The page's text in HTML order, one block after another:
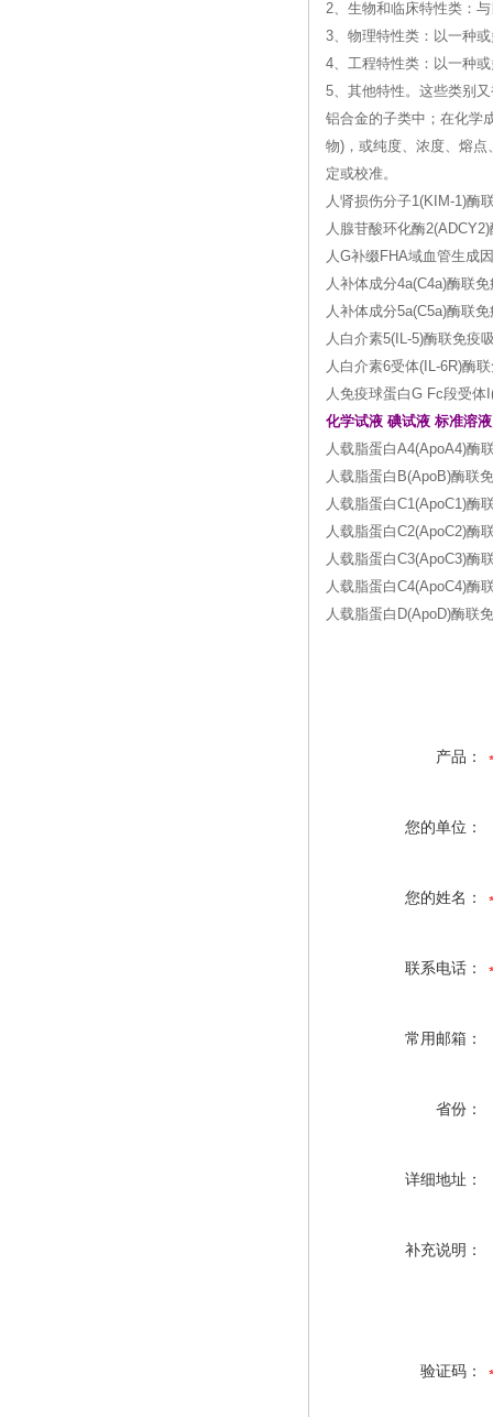
2、生物和临床特性类：
3、物理特性类：以一种
4、工程特性类：以一种
5、其他特性。这些类别
铝合金的子类中；在化学
物)，或纯度、浓度、熔
定或校准。
人肾损伤分子1(KIM-1)酶
人腺苷酸环化酶
人G补缀FHA域血管生成
人补体成分4a(C4a)酶联
人补体成分5a(C5a)酶联
人白介素5(IL-5)酶联免疫
人白介素6受体(IL-6R)酶
人免疫球蛋白G Fc段受体
化学试液 碘试液 标准溶
人载脂蛋白A4(ApoA4)酶
人载脂蛋白B(ApoB)酶联
人载脂蛋白C1(ApoC1)酶
人载脂蛋白C2(ApoC2)酶
人载脂蛋白C3(ApoC3)酶
人载脂蛋白C4(ApoC4)酶
人载脂蛋白D(ApoD)酶联
产品：
您的单位：
您的姓名：
联系电话：
常用邮箱：
省份：
详细地址：
补充说明：
验证码：